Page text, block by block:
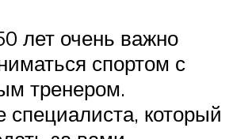
лет очень важно
спортом с
тренером.
специалиста, который